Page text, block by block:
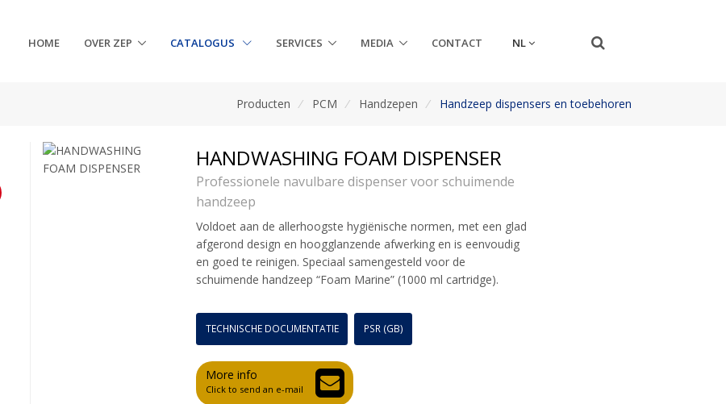
HOME OVER ZEP CATALOGUS SERVICES MEDIA CONTACT NL
Producten / PCM / Handzepen / Handzeep dispensers en toebehoren
HANDWASHING FOAM DISPENSER
Professionele navulbare dispenser voor schuimende
handzeep
Voldoet aan de allerhoogste hygiënische normen, met een glad
afgerond design en hoogglanzende afwerking en is eenvoudig
en goed te reinigen. Speciaal samengesteld voor de
schuimende handzeep “Foam Marine” (1000 ml cartridge).
TECHNISCHE DOCUMENTATIE PSR (GB)
More info
Click to send an e-mail